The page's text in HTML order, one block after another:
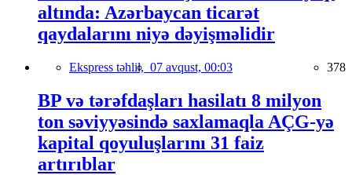
altında: Azərbaycan ticarət
qaydalarını niyə dəyişməlidir
Ekspress təhlil, 07 avqust, 00:03 378
BP və tərəfdaşları hasilatı 8 milyon
ton səviyyəsində saxlamaqla AÇG-yə
kapital qoyuluşlarını 31 faiz
artırıblar